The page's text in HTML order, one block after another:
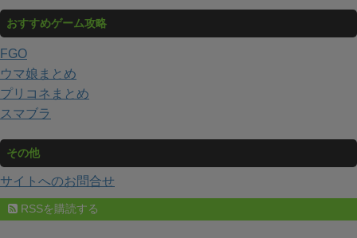
おすすめゲーム攻略
FGO
ウマ娘まとめ
プリコネまとめ
スマブラ
その他
サイトへのお問合せ
RSSを購読する